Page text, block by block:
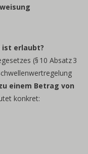
ist erlaubt?
(§ 10 Absatz 3
einem Betrag von
konkret: